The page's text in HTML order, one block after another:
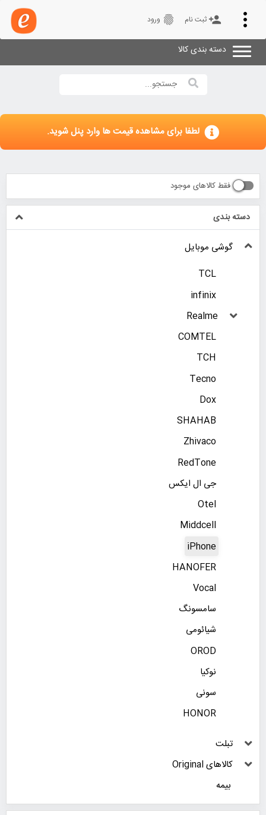
Toggle
navigation
person_add ثبت نام fingerprint ورود
دسته بندی کالا
لطفا برای مشاهده قیمت ها وارد پنل شوید.
فقط کالاهای موجود
دسته بندی
گوشی موبایل
TCL
infinix
Realme
COMTEL
TCH
Tecno
Dox
SHAHAB
Zhivaco
RedTone
جی ال ایکس
Otel
Middcell
iPhone
HANOFER
Vocal
سامسونگ
شیائومی
OROD
نوکیا
سونی
HONOR
تبلت
کالاهای Original
بیمه